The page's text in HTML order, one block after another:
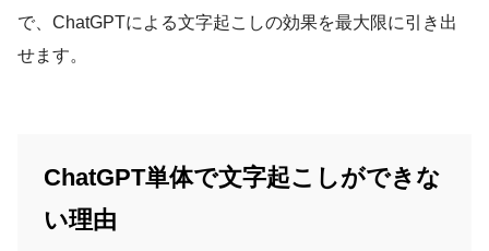
で、ChatGPTによる文字起こしの効果を最大限に引き出
せます。
ChatGPT単体で文字起こしができな
い理由